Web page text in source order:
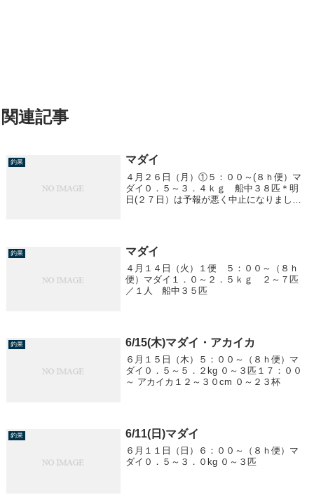
関連記事
釣果 マダイ
４月２６日（月）①５：００～(８ｈ便）マ
ダイ０．５～３．４ｋｇ 船中３８匹＊明
日(２７日）は予報が悪く中止になりまし
釣果 マダイ
４月１４日（火）１便 ５：００～（８ｈ
便）マダイ１．０～２．５ｋｇ ２～７匹
／１人 船中３５匹
釣果 6/15(木)マダイ・アカイカ
６月１５日（木）５：００～（８ｈ便）マ
ダイ０．５～５．２kg ０～３匹１７：００
～ アカイカ１２～３０cm ０～２３杯
釣果 6/11(日)マダイ
６月１１日（日）６：００～（８ｈ便）マ
ダイ０．５～３．０kg ０～３匹